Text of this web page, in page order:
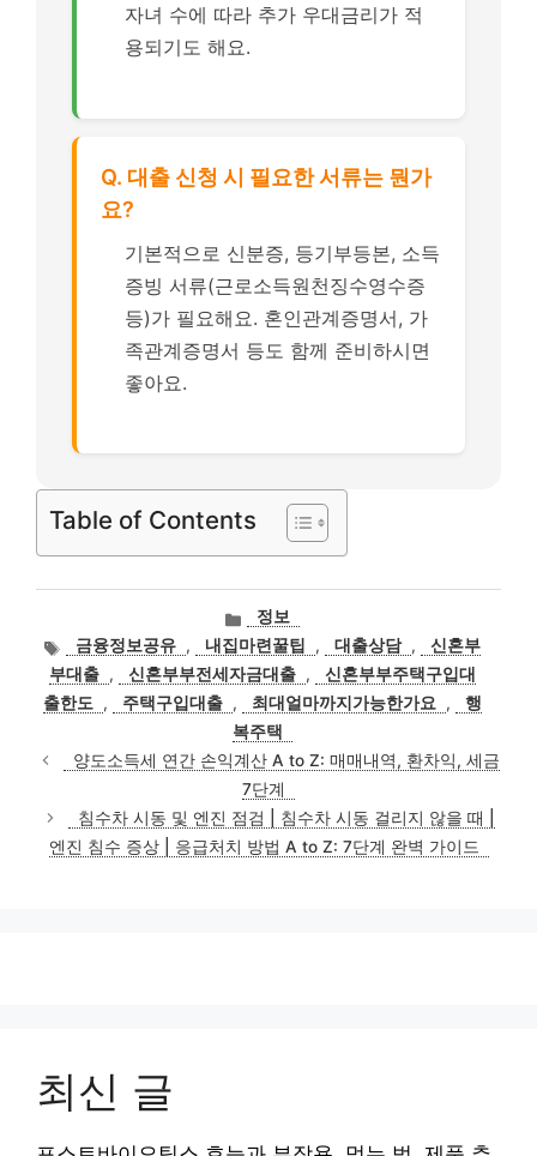
자녀 수에 따라 추가 우대금리가 적
용되기도 해요.
Q. 대출 신청 시 필요한 서류는 뭔가
요?
기본적으로 신분증, 등기부등본, 소득
증빙 서류(근로소득원천징수영수증
등)가 필요해요. 혼인관계증명서, 가
족관계증명서 등도 함께 준비하시면
좋아요.
Table of Contents
카
테
고
리
정보
태
그
금융정보공유 , 내집마련꿀팁 , 대출상담 ,
신혼부
부대출 , 신혼부부전세자금대출 ,
신혼부부주택구입대
출한도
, 주택구입대출 , 최대얼마까지가능한가요 ,
행
복주택
양도소득세 연간 손익계산 A to Z: 매매내역, 환차익, 세금
7단계
침수차 시동 및 엔진 점검 | 침수차 시동 걸리지 않을 때 |
엔진 침수 증상 | 응급처치 방법 A to Z: 7단계 완벽 가이드
최신 글